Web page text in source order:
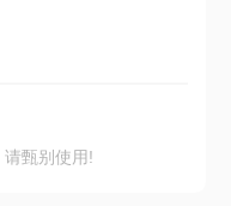
甄别使用!